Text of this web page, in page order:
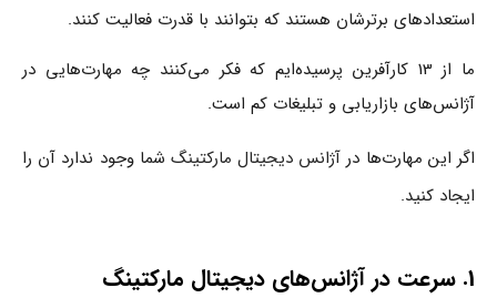
استعدادهای برترشان هستند که بتوانند با قدرت فعالیت کنند.
ما از 13 کارآفرین پرسیده‌ایم که فکر می‌کنند چه مهارت‌هایی در
آژانس‌های بازاریابی و تبلیغات کم است.
اگر این مهارت‌ها در آژانس دیجیتال مارکتینگ شما وجود ندارد آن را
ایجاد کنید.
1. سرعت در آژانس‌های دیجیتال مارکتینگ